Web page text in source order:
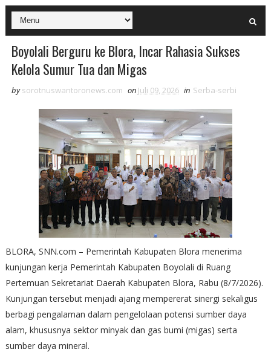
Boyolali Berguru ke Blora, Incar Rahasia Sukses
Kelola Sumur Tua dan Migas
by sorotnuswantoronews.com on Juli 09, 2026 in Serba-serbi
BLORA, SNN.com – Pemerintah Kabupaten Blora menerima
kunjungan kerja Pemerintah Kabupaten Boyolali di Ruang
Pertemuan Sekretariat Daerah Kabupaten Blora, Rabu (8/7/2026).
Kunjungan tersebut menjadi ajang mempererat sinergi sekaligus
berbagi pengalaman dalam pengelolaan potensi sumber daya
alam, khususnya sektor minyak dan gas bumi (migas) serta
sumber daya mineral.